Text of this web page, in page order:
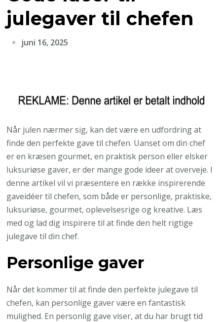
julegaver til chefen
juni 16, 2025
Når julen nærmer sig, kan det være en udfordring at
finde den perfekte gave til chefen. Uanset om din chef
er en kræsen gourmet, en praktisk person eller elsker
luksuriøse gaver, er der mange gode ideer at overveje. I
denne artikel vil vi præsentere en række inspirerende
gaveidéer til chefen, som både er personlige, praktiske,
luksuriøse, gourmet, oplevelsesrige og kreative. Læs
med og lad dig inspirere til at finde den helt rigtige
julegave til din chef.
Personlige gaver
Når det kommer til at finde den perfekte julegave til
chefen, kan personlige gaver være en fantastisk
mulighed. En personlig gave viser, at du har brugt tid